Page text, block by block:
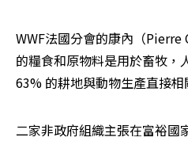
WWF法國分會的康內（
的糧食和原物料是用於畜牧，
63% 的耕地與動物生產直接相
二家非政府組織主張在富裕國